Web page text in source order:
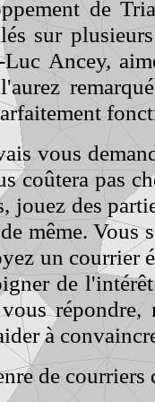
de
sur
Luc Ancey,
vous
coûtera pas
jouez des
même. Vous
un courrier
de
répondre,
à
de courriers